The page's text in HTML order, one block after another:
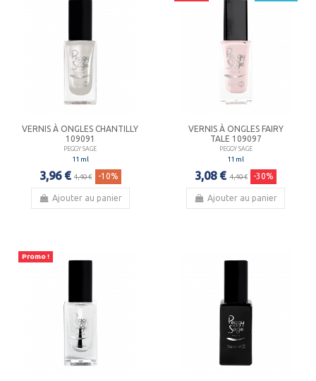
VERNIS À ONGLES CHANTILLY
109091
PEGGY SAGE
11 ml
3,96 € 4,40 € -10%
Ajouter au panier
VERNIS À ONGLES FAIRY
TALE 109097
PEGGY SAGE
11 ml
3,08 € 4,40 € -30%
Ajouter au panier
Promo !